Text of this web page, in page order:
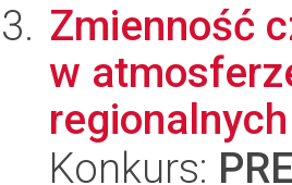
Zmienność
w
Konkurs: